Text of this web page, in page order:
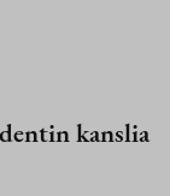
kanslia